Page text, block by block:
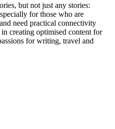
but not just any stories:
for those who are
need practical connectivity
creating optimised content for
for writing, travel and